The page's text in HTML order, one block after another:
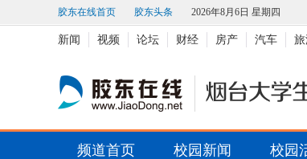
胶东在线首页 胶东头条 2026年8月6日 星期四
新闻 视频 论坛 财经 房产 汽车
频道首页 校园新闻 校园